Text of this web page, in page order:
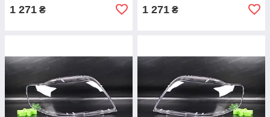
1 271 ₴ 1 271 ₴